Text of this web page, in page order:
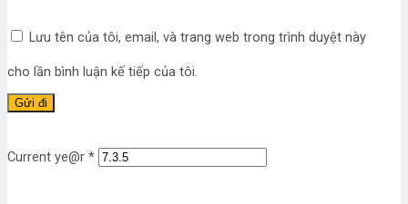
Lưu tên của tôi, email, và trang web trong trình duyệt này
cho lần bình luận kế tiếp của tôi.
Current ye@r *